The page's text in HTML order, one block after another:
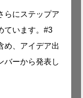
らにステップア
ています。#3
め、アイデア出
バーから発表し